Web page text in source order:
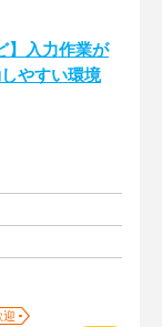
】入力作業が
やすい環境
迎